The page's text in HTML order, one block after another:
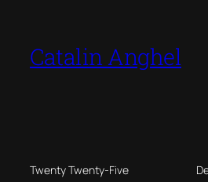
Catalin Anghel
Twenty Twenty-Five